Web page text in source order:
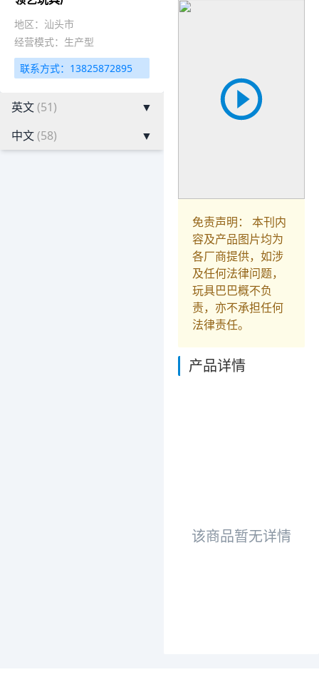
地区：汕头市
经营模式：生产型
联系方式：13825872895
英文(51)
▼
中文(58) ▼
免责声明： 本刊内
容及产品图片均为
各厂商提供，如涉
及任何法律问题，
玩具巴巴概不负
责，亦不承担任何
法律责任。
产品详情
该商品暂无详情